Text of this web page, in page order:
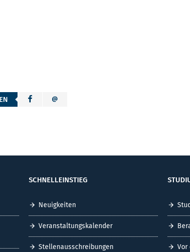
SCHNELLEINSTIEG
Neuigkeiten
Veranstaltungskalender
Stellenausschreibungen Vor